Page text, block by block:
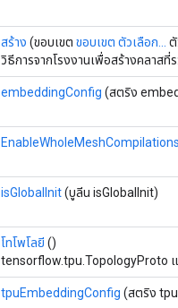
สร้าง (ขอบเขต ขอบเขต ตัวเลือก...
ตั
วิธีการจากโรงงานเพื่อสร้างคลาส
embeddingConfig (สตริง
isGlobalInit(บูลีน isGlobalInit)
โทโพโลยี ()
tensorflow.tpu.TopologyProto
tpuEmbeddingConfig (สตริง